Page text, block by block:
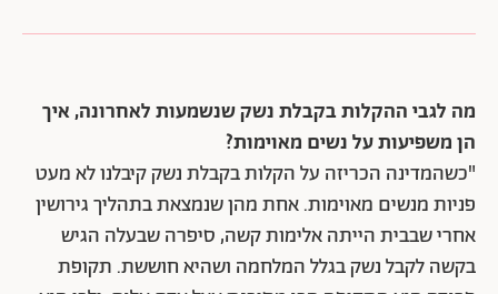
מה לגבי ההקלות בקבלת נשק שנשמעות לאחרונה, איך
הן משפיעות על נשים מאוימות?
"כשהמדינה הכריזה על הקלות בקבלת נשק קיבלנו לא מעט
פניות מנשים מאוימות. אחת מהן שנמצאת בתהליך גירושין
אחרי שבבית הייתה אלימות קשה, סיפרה שבעלה הגיש
בקשה לקבל נשק בגלל המלחמה ושהיא חוששת. תקופת